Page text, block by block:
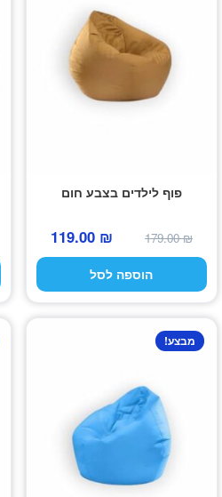
פוף לילדים בצבע חום
179.00₪
המחיר
המקורי
היה:
119.00 ₪
הנוכחי
הוא:
הוספה לסל
מבצע!